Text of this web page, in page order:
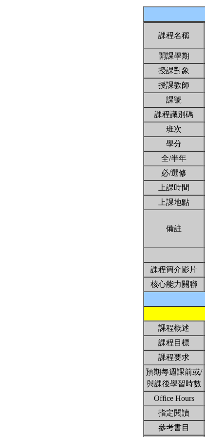
課程名稱
開課學期
授課對象
授課教師
課號
課程識別碼
班次
學分
全/半年
必/選修
上課時間
上課地點
備註
課程簡介影片
核心能力關聯
課程概述
課程目標
課程要求
預期每週課前或/
與課後學習時數
Office Hours
指定閱讀
參考書目